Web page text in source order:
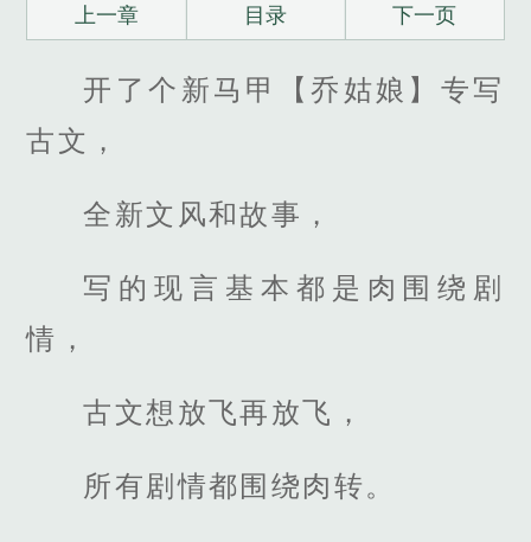
上一章 目录 下一页
开了个新马甲【乔姑娘】专写
古文，
全新文风和故事，
写的现言基本都是肉围绕剧
情，
古文想放飞再放飞，
所有剧情都围绕肉转。